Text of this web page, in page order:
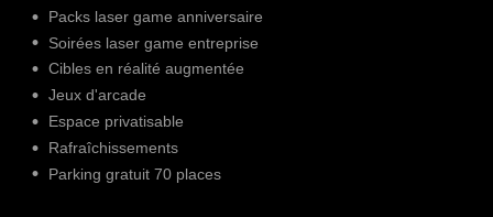
Packs laser game anniversaire
Soirées laser game entreprise
Cibles en réalité augmentée
Jeux d'arcade
Espace privatisable
Rafraîchissements
Parking gratuit 70 places